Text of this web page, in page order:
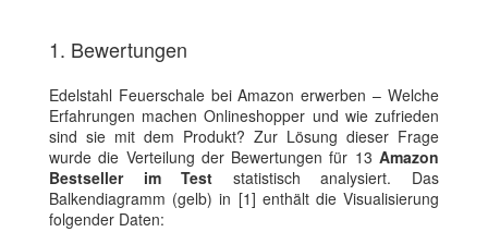
1. Bewertungen
Edelstahl Feuerschale bei Amazon erwerben – Welche
Erfahrungen machen Onlineshopper und wie zufrieden
sind sie mit dem Produkt? Zur Lösung dieser Frage
wurde die Verteilung der Bewertungen für 13 Amazon
Bestseller im Test statistisch analysiert. Das
Balkendiagramm (gelb) in [1] enthält die Visualisierung
folgender Daten: